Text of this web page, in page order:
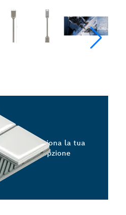
Seleziona la tua
opzione